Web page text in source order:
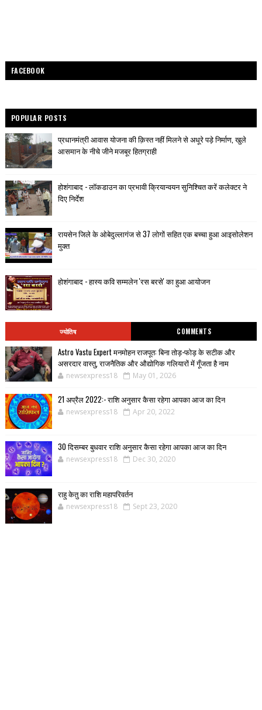
FACEBOOK
POPULAR POSTS
प्रधानमंत्री आवास योजना की क़िस्त नहीं मिलने से अधूरे पड़े निर्माण, खुले
आसमान के नीचे जीने मजबूर हितग्राही
होशंगाबाद - लॉकडाउन का प्रभावी क्रियान्वयन सुनिश्चित करें कलेक्टर ने
दिए निर्देश
रायसेन जिले के ओबेदुल्लागंज से 37 लोगों सहित एक बच्चा हुआ आइसोलेशन
मुक्त
होशंगाबाद - हास्य कवि सम्मलेन 'रस बरसे' का हुआ आयोजन
ज्योतिष COMMENTS
Astro Vastu Expert मनमोहन राजपूत: बिना तोड़-फोड़ के सटीक और
असरदार वास्तु, राजनैतिक और औद्योगिक गलियारों में गूँजता है नाम
newsexpress18 May 01, 2026
21 अप्रैल 2022:- राशि अनुसार कैसा रहेगा आपका आज का दिन
newsexpress18 Apr 20, 2022
30 दिसम्बर बुधवार राशि अनुसार कैसा रहेगा आपका आज का दिन
newsexpress18 Dec 30, 2020
राहु केतु का राशि महापरिवर्तन
newsexpress18 Sept 23, 2020